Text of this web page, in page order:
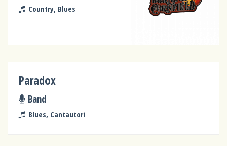
Country, Blues
Paradox
Band
Blues, Cantautori